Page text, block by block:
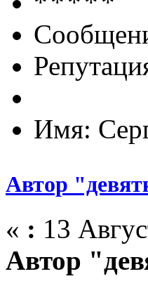
Имя:
Автор
« : 13
Автор